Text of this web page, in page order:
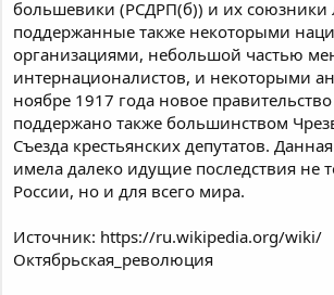
большевики (РСДРП(б)) и их союзники
поддержанные также некоторыми
организациями, небольшой частью
интернационалистов, и некоторыми
ноябре 1917 года новое
поддержано также большинством
Съезда крестьянских депутатов.
имела далеко идущие последствия не
России, но и для всего мира.
Источник: https://ru.wikipedia.org/wiki/
Октябрьская_революция